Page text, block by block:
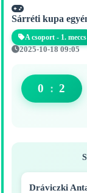
Sárréti kupa
A csoport - 1. meccs
2025-10-18 09:05
0 : 2
Dráviczki